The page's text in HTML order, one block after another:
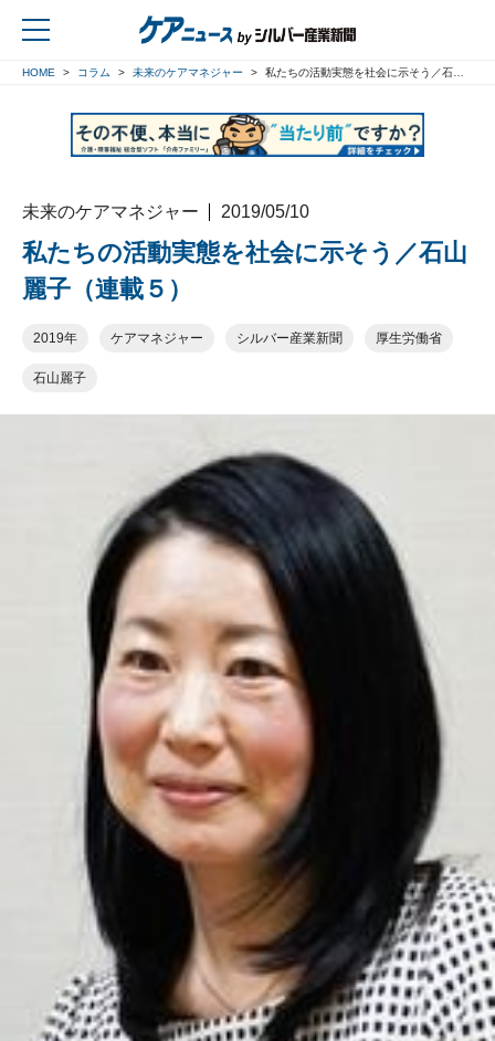
HOME コラム 未来のケアマネジャー 私たちの活動実態を社会に示そう／石山麗子（連載５）
未来のケアマネジャー 2019/05/10
私たちの活動実態を社会に示そう／石山
麗子（連載５）
2019年 ケアマネジャー シルバー産業新聞 厚生労働省
石山麗子